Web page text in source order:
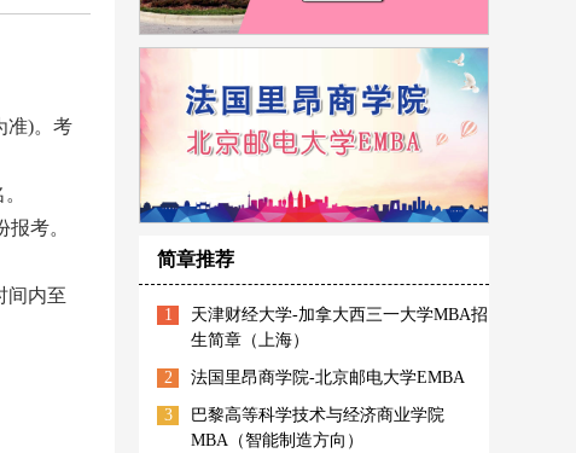
准)。考
考。
间内至
简章推荐
1
天津财经大学-加拿大西三一大学MBA招
生简章（上海）
2 法国里昂商学院-北京邮电大学EMBA
3
巴黎高等科学技术与经济商业学院
MBA（智能制造方向）